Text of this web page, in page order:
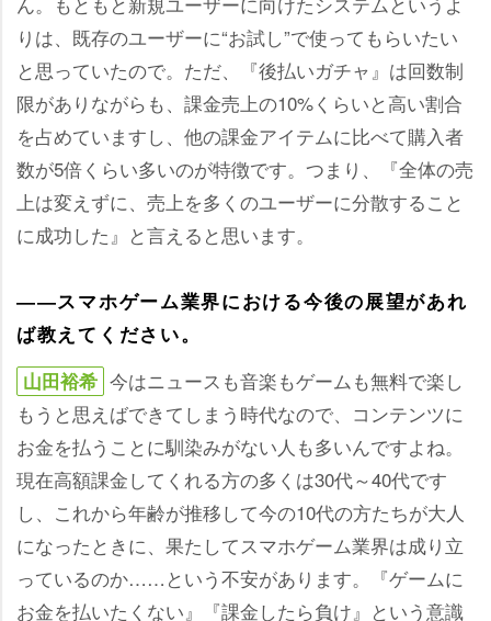
りは、既存のユーザーに“お試し”で使ってもらいたい
と思っていたので。ただ、『後払いガチャ』は回数制
限がありながらも、課金売上の10%くらいと高い割合
を占めていますし、他の課金アイテムに比べて購入者
数が5倍くらい多いのが特徴です。つまり、『全体の売
上は変えずに、売上を多くのユーザーに分散すること
に成功した』と言えると思います。
――スマホゲーム業界における今後の展望があれ
ば教えてください。
山田裕希 今はニュースも音楽もゲームも無料で楽し
もうと思えばできてしまう時代なので、コンテンツに
お金を払うことに馴染みがない人も多いんですよね。
現在高額課金してくれる方の多くは30代～40代です
し、これから年齢が推移して今の10代の方たちが大人
になったときに、果たしてスマホゲーム業界は成り立
っているのか……という不安があります。『ゲームに
お金を払いたくない』『課金したら負け』という意識